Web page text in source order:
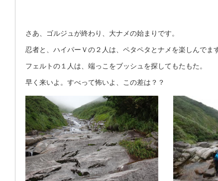
さあ、ゴルジュが終わり、大ナメの始まりです。
忍者と、ハイパーＶの２人は、ペタペタとナメを楽しんでま
フェルトの１人は、端っこをブッシュを探してもたもた。
早く来いよ。すべって怖いよ、この差は？？